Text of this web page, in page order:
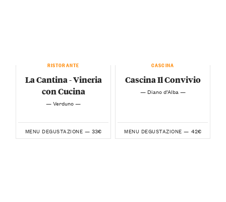
RISTORANTE
La Cantina - Vineria
con Cucina
— Verduno —
MENU DEGUSTAZIONE — 33€
CASCINA
Cascina Il Convivio
— Diano d’Alba —
MENU DEGUSTAZIONE — 42€